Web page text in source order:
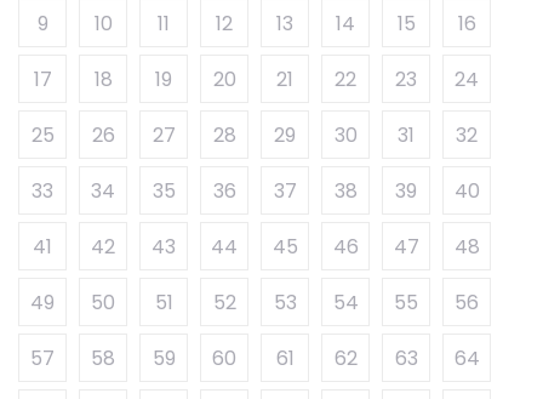
9
10 11 12 13 14 15
16
17
18 19 20 21 22 23
24
25
26 27 28 29 30 31
32
33
34 35 36 37 38 39
40
41
42 43 44 45 46 47
48
49
50 51 52 53 54 55
56
57
58 59 60 61 62 63
64